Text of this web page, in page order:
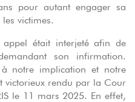
pour autant engager sa
victimes.
appel était interjeté afin de
son infirmation.
notre implication et notre
victorieux rendu par la Cour
le 11 mars 2025. En effet,